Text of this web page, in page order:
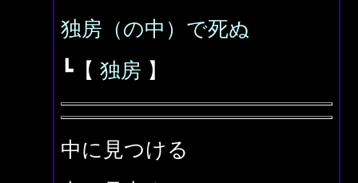
独房（の中）で死ぬ
┗【 独房 】
中に見つける